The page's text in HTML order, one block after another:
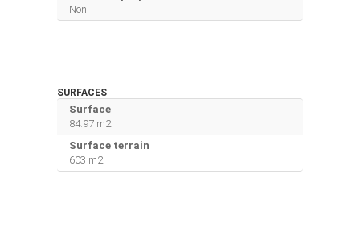
Non
SURFACES
Surface
84.97 m2
Surface terrain
603 m2